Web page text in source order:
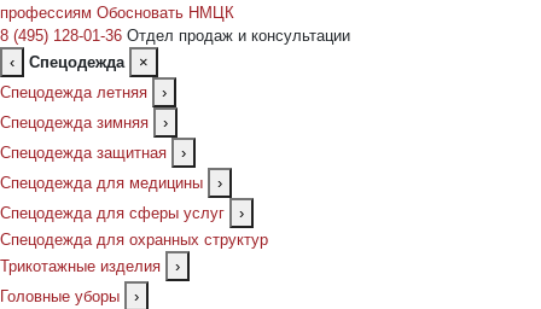
профессиям Обосновать НМЦК
8 (495) 128-01-36 Отдел продаж и консультации
‹
Спецодежда
×
Спецодежда летняя
›
Спецодежда зимняя
›
Спецодежда защитная
›
Спецодежда для медицины
›
Спецодежда для сферы услуг
›
Спецодежда для охранных структур
Трикотажные изделия
›
Головные уборы
›